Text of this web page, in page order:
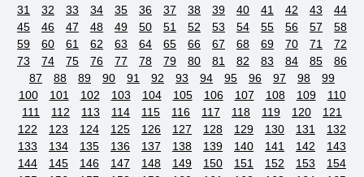
31
32 33 34 35 36 37 38 39 40 41 42 43
44
45
46 47 48 49 50 51 52 53 54 55 56 57
58
59
60 61 62 63 64 65 66 67 68 69 70 71
72
73
74 75 76 77 78 79 80 81 82 83 84 85
86
87
88 89 90 91 92 93 94 95 96 97 98
99
100
101 102 103 104 105 106 107 108 109
110
111
112 113 114 115 116 117 118 119 120
121
122
123 124 125 126 127 128 129 130 131
132
133
134 135 136 137 138 139 140 141 142
143
144
145 146 147 148 149 150 151 152 153
154